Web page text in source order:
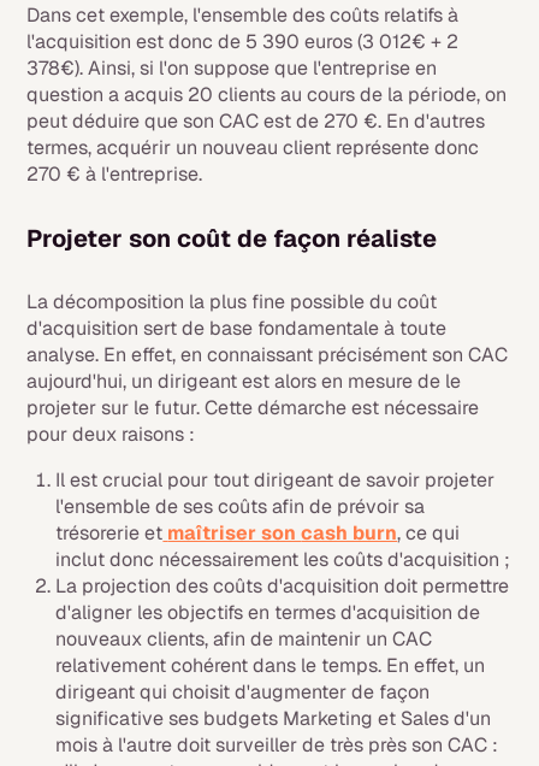
Dans cet exemple, l'ensemble des coûts relatifs à
l'acquisition est donc de 5 390 euros (3 012€ + 2
378€). Ainsi, si l'on suppose que l'entreprise en
question a acquis 20 clients au cours de la période, on
peut déduire que son CAC est de 270 €. En d'autres
termes, acquérir un nouveau client représente donc
270 € à l'entreprise.
Projeter son coût de façon réaliste
La décomposition la plus fine possible du coût
d'acquisition sert de base fondamentale à toute
analyse. En effet, en connaissant précisément son CAC
aujourd'hui, un dirigeant est alors en mesure de le
projeter sur le futur. Cette démarche est nécessaire
pour deux raisons :
Il est crucial pour tout dirigeant de savoir projeter
l'ensemble de ses coûts afin de prévoir sa
trésorerie et maîtriser soncash burn, ce qui
inclut donc nécessairement les coûts d'acquisition ;
La projection des coûts d'acquisition doit permettre
d'aligner les objectifs en termes d'acquisition de
nouveaux clients, afin de maintenir un CAC
relativement cohérent dans le temps. En effet, un
dirigeant qui choisit d'augmenter de façon
significative ses budgets Marketing et Sales d'un
mois à l'autre doit surveiller de très près son CAC :